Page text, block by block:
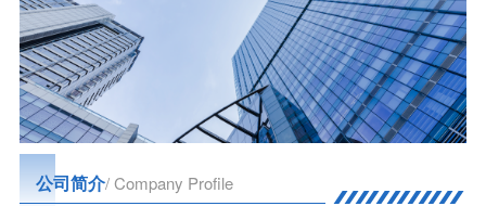
公司简介/ Company Profile